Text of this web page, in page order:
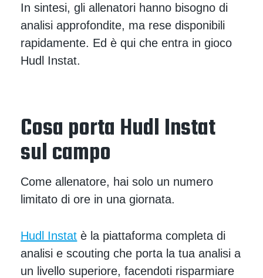
In sintesi, gli allenatori hanno bisogno di
analisi approfondite, ma rese disponibili
rapidamente. Ed è qui che entra in gioco
Hudl Instat.
Cosa porta Hudl Instat
sul campo
Come allenatore, hai solo un numero
limitato di ore in una giornata.
Hudl Instat è la piattaforma completa di
analisi e scouting che porta la tua analisi a
un livello superiore, facendoti risparmiare